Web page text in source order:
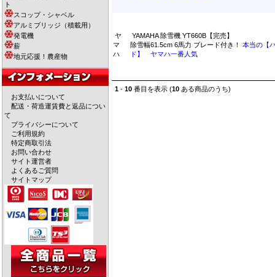
ト
スコップ・シャベル
アルミブリッジ（積載用）
発電機
薪
地元応援！農産物
お支払いについて
配送・荷造運賃費と返品につい
て
プライバシーについて
ご利用規約
特定商取引法
お問い合わせ
サイト運営者
よくあるご質問
サイトマップ
ヤ
マ
ハ
YAMAHA 除雪機 YT660B【完売】
除雪幅61.5cm 6馬力 ブレード付き！ 本当の【
ド】 ヤマハ一番人気
1 - 10 番目を表示 (10 ある商品のうち)